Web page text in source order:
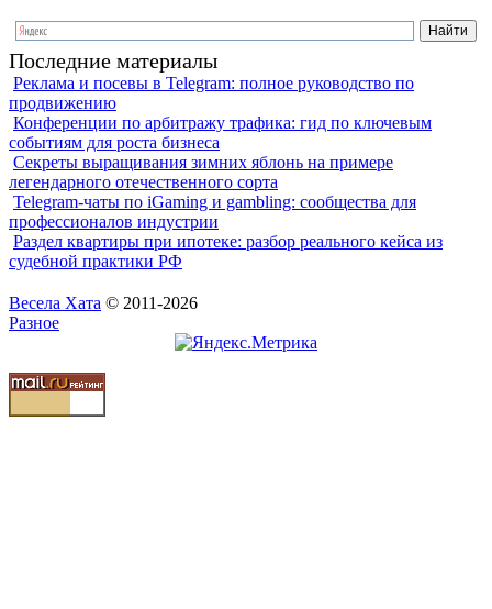
Последние материалы
Реклама и посевы в Telegram: полное руководство по
продвижению
Конференции по арбитражу трафика: гид по ключевым
событиям для роста бизнеса
Секреты выращивания зимних яблонь на примере
легендарного отечественного сорта
Telegram-чаты по iGaming и gambling: сообщества для
профессионалов индустрии
Раздел квартиры при ипотеке: разбор реального кейса из
судебной практики РФ
Весела Хата © 2011-2026
Разное